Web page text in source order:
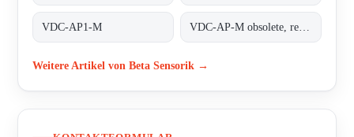
VDC-AP1-M
Weitere Artikel von Beta Sensorik →